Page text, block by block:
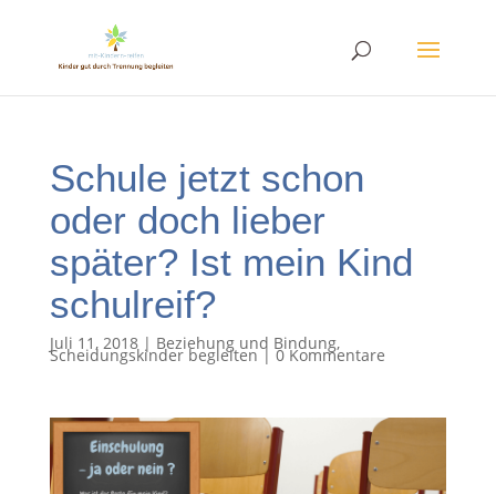
Schule jetzt schon
oder doch lieber
später? Ist mein Kind
schulreif?
Juli 11, 2018| Beziehung und Bindung,
Scheidungskinder begleiten|0 Kommentare